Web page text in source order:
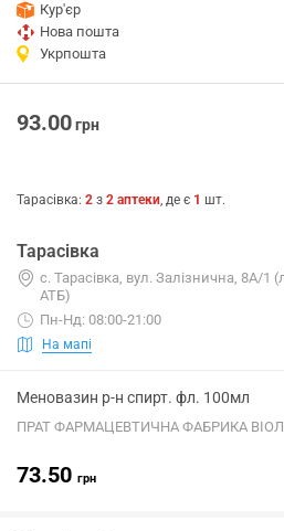
Кур'єр
Нова пошта
Укрпошта
93.00грн
Тарасівка: 2 з 2 аптеки, де є 1 шт.
Тарасівка
с. Тарасівка, вул. Залізнична, 8А/1
АТБ)
Пн-Нд: 08:00-21:00
На мапі
Меновазин р-н спирт. фл. 100мл
ПРАТ ФАРМАЦЕВТИЧНА ФАБРИКА
73.50 грн